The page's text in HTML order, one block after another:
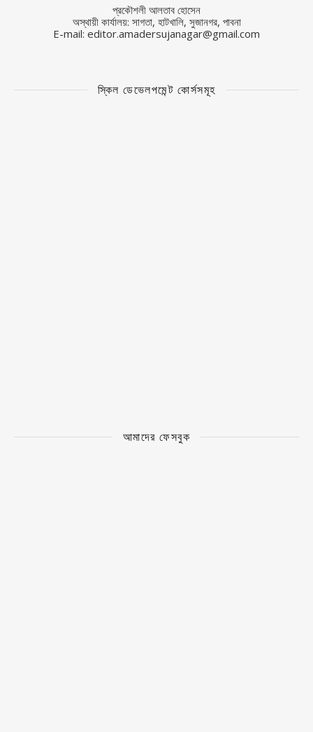
প্রকৌশলী আলতাব হোসেন
অস্থায়ী কার্যালয়: সাগতা, হাটখালি, সুজানগর, পাবনা
E-mail: editor.amadersujanagar@gmail.com
স্কিল ডেভেলপমেন্ট কোর্সসমূহ
আমাদের ফেসবুক